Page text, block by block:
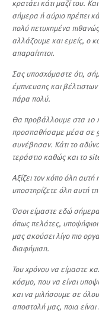
κρατάει κάτι μαζί του.
σήμερα ή αύριο πρέπει
πολύ πετυχημένα
αλλάζουμε και εμείς, ο
απαραίτητοι.
Σας υποσχόμαστε ότι,
έμπνευσης και
πάρα πολύ.
Θα προβάλλουμε στα 10
προσπαθήσαμε μέσα σε
συνέβησαν. Κάτι το
τεράστιο καθώς και το
Αξίζει τον κόπο όλη
υποστηρίζετε όλη αυτή
Όσοι είμαστε εδώ
όπως πελάτες,
μας ακούσει λίγο πιο
διαφήμιση.
Του χρόνου να είμαστε
κόσμο, που να είναι
και να μιλήσουμε σε
αποστολή μας, ποια